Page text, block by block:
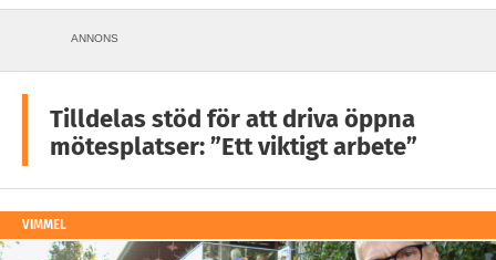
ANNONS
Tilldelas stöd för att driva öppna
mötesplatser: ”Ett viktigt arbete”
VIMMEL